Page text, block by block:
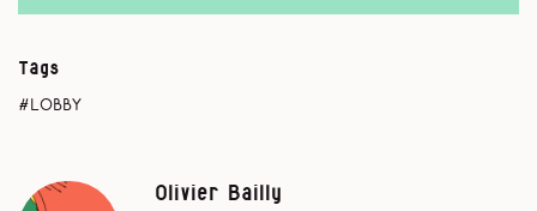
Tags
lobby
Olivier Bailly